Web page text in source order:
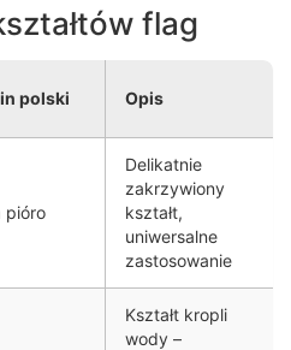
flag
polski Opis
pióro
Delikatnie
zakrzywiony
kształt,
uniwersalne
zastosowanie
Kształt kropli
wody –